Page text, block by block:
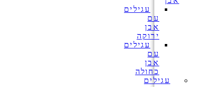
עגילים
עם
אבן
ירוקה
עגילים
עם
אבן
כחולה
עגילים